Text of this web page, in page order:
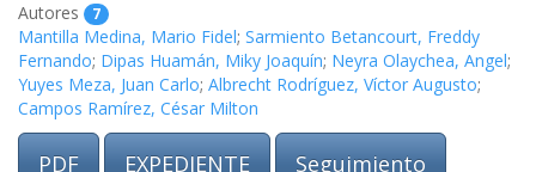
Autores 7
Mantilla Medina, Mario Fidel; Sarmiento Betancourt, Freddy
Fernando; Dipas Huamán, Miky Joaquín; Neyra Olaychea, Angel;
Yuyes Meza, Juan Carlo; Albrecht Rodríguez, Víctor Augusto;
Campos Ramírez, César Milton
PDF EXPEDIENTE Seguimiento